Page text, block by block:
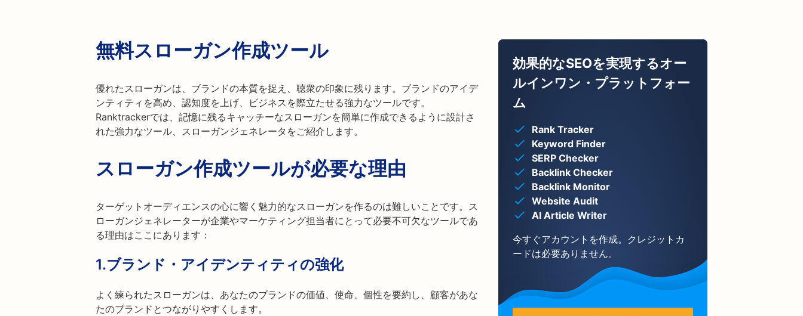
無料スローガン作成ツール
優れたスローガンは、ブランドの本質を捉え、聴衆の印象に残ります。ブランドのアイデ
ンティティを高め、認知度を上げ、ビジネスを際立たせる強力なツールです。
Ranktrackerでは、記憶に残るキャッチーなスローガンを簡単に作成できるように設計さ
れた強力なツール、スローガンジェネレータをご紹介します。
スローガン作成ツールが必要な理由
ターゲットオーディエンスの心に響く魅力的なスローガンを作るのは難しいことです。ス
ローガンジェネレーターが企業やマーケティング担当者にとって必要不可欠なツールであ
る理由はここにあります：
1.ブランド・アイデンティティの強化
よく練られたスローガンは、あなたのブランドの価値、使命、個性を要約し、顧客があな
たのブランドとつながりやすくします。
効果的なSEOを実現するオー
ルインワン・プラットフォー
ム
Rank Tracker
Keyword Finder
SERP Checker
Backlink Checker
Backlink Monitor
Website Audit
AI Article Writer
今すぐアカウントを作成。クレジットカ
ードは必要ありません。